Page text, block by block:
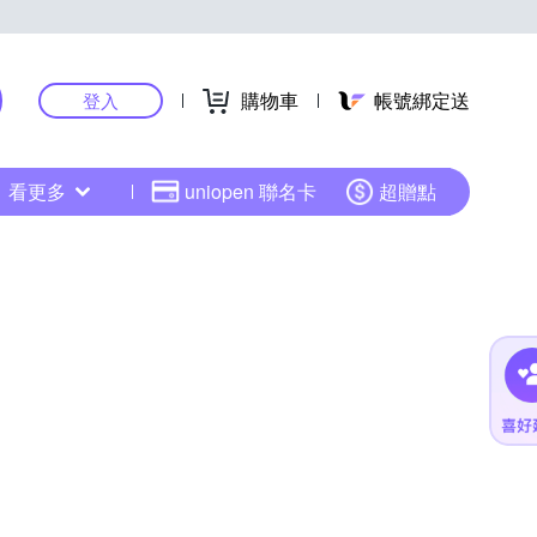
登入 購物車 帳號綁定送
看更多 uniopen 聯名卡 超贈點